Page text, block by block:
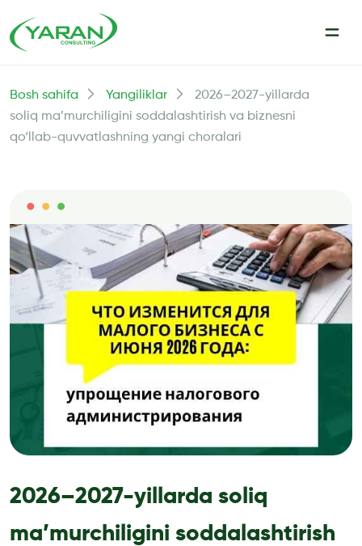
Bosh sahifa Yangiliklar
2026–2027-yillarda
soliq ma’murchiligini soddalashtirish va biznesni
qo‘llab-quvvatlashning yangi choralari
2026–2027-yillarda soliq
ma’murchiligini soddalashtirish